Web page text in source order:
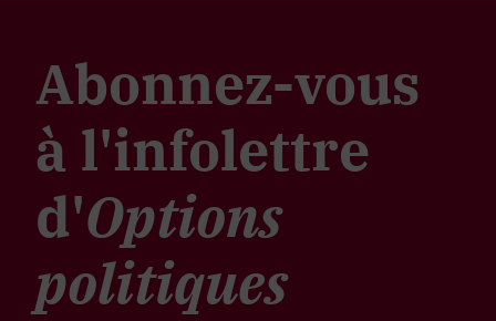
Abonnez-vous
à l'infolettre
d'Options
politiques